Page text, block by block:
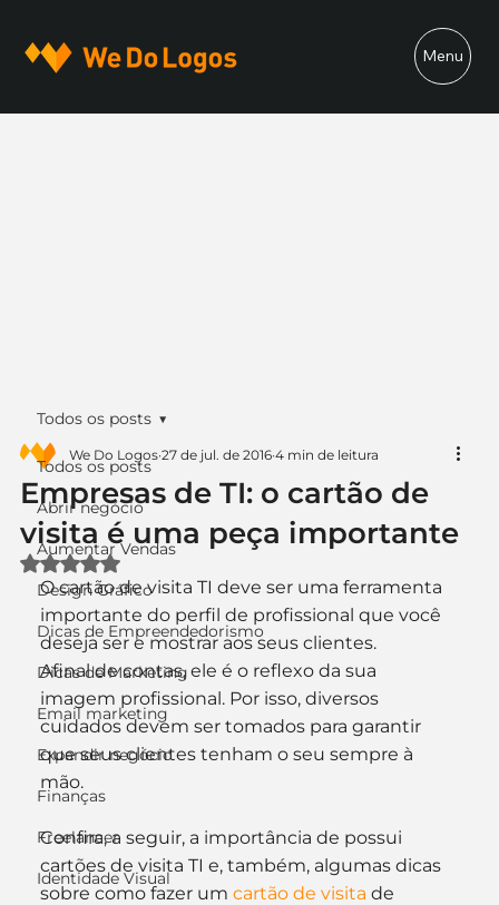
Menu
Todos os posts
Abrir negócio
Aumentar Vendas
Design Gráfico
Dicas de Empreendedorismo
Dicas de Marketing
Email marketing
Expandir negócio
Finanças
Freelancer
Identidade Visual
Todos os posts
Empresas de TI: o cartão de
visita é uma peça importante
We Do Logos 27 de jul. de 2016 4 min de leitura
Avaliado com NaN de 5 estrelas.
O cartão de visita TI deve ser uma ferramenta
importante do perfil de profissional que você
deseja ser e mostrar aos seus clientes.
Afinal de contas, ele é o reflexo da sua
imagem profissional. Por isso, diversos
cuidados devem ser tomados para garantir
que seus clientes tenham o seu sempre à
mão.
Confira, a seguir, a importância de possui
cartões de visita TI e, também, algumas dicas
sobre como fazer um cartão de visita de